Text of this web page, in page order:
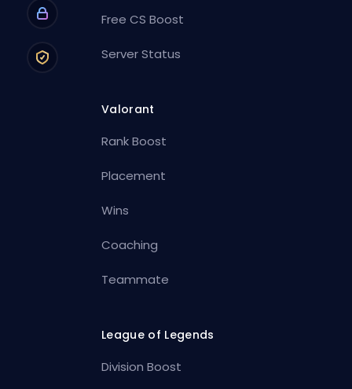
Free CS Boost
Server Status
Valorant
Rank Boost
Placement
Wins
Coaching
Teammate
League of Legends
Division Boost